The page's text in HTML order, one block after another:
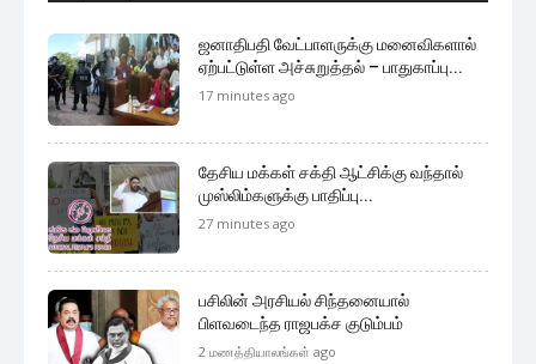
ஜனாதிபதி வேட்பாளருக்கு மனைவிகளால்
ஏற்பட்டுள்ள அச்சுறுத்தல் – பாதுகாப்பு...
17 minutes ago
தேசிய மக்கள் சக்தி ஆட்சிக்கு வந்தால்
முஸ்லிம்களுக்கு பாதிப்பு...
27 minutes ago
பசிலின் அரசியல் சிந்தனையால்
பிளவடைந்த ராஜபக்ச குடும்பம்
2 மணத்தியாலங்கள் ago